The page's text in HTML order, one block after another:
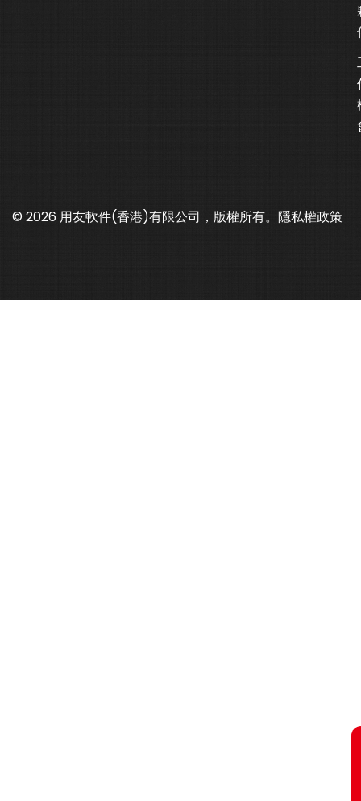
© 2026 用友軟件(香港)有限公司，版權所有。 隱私權政策